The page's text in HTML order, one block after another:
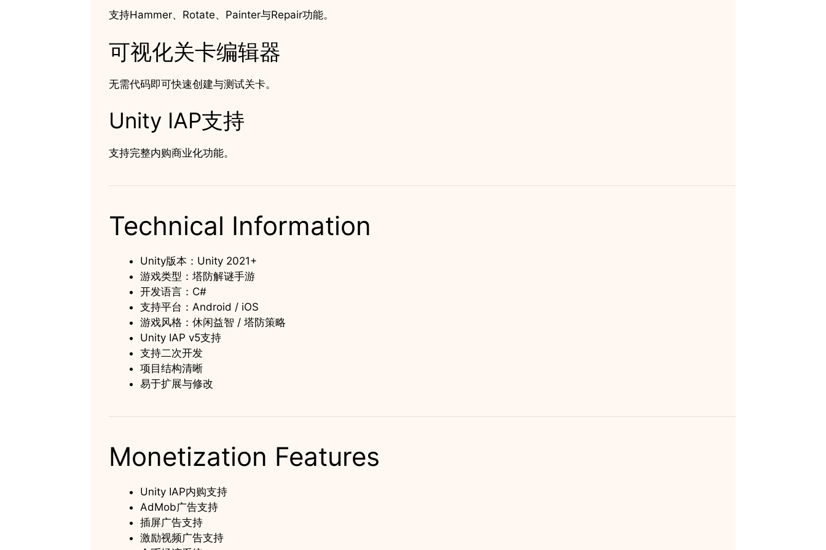
支持Hammer、Rotate、Painter与Repair功能。
可视化关卡编辑器
无需代码即可快速创建与测试关卡。
Unity IAP支持
支持完整内购商业化功能。
Technical Information
Unity版本：Unity 2021+
游戏类型：塔防解谜手游
开发语言：C#
支持平台：Android / iOS
游戏风格：休闲益智 / 塔防策略
Unity IAP v5支持
支持二次开发
项目结构清晰
易于扩展与修改
Monetization Features
Unity IAP内购支持
AdMob广告支持
插屏广告支持
激励视频广告支持